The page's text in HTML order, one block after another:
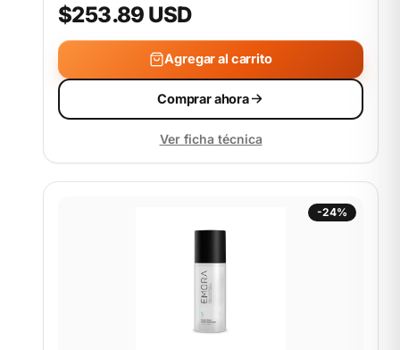
$253.89 USD
Agregar al carrito
Comprar ahora
Ver ficha técnica
-24%